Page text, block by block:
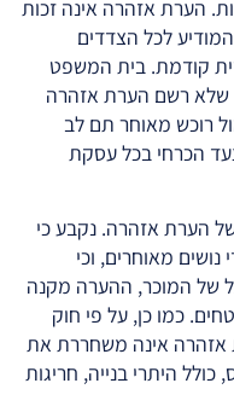
הערת אזהרה אינה זכות
לכל הצדדים
קודמת. בית המשפט
שלא רשם הערת אזהרה
רוכש מאוחר תם לב
הכרחי בכל עסקת
הערת אזהרה. נקבע כי
מאוחרים, וכי
של המוכר, ההערה מקנה
כמו כן, על פי חוק
התשכ"ה-1965, הערת אזהרה אינה משחררת את
היתרי בנייה, חריגות